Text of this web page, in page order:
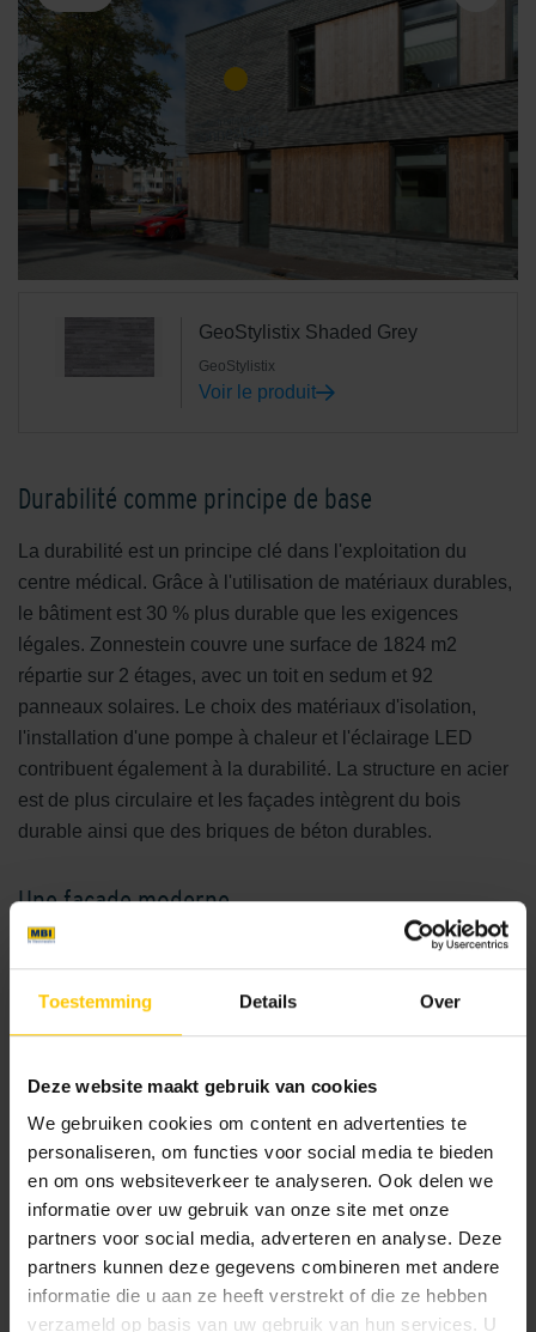
Toestemming Details Over
Deze website maakt gebruik van cookies
We gebruiken cookies om content en advertenties te
personaliseren, om functies voor social media te bieden
en om ons websiteverkeer te analyseren. Ook delen we
informatie over uw gebruik van onze site met onze
partners voor social media, adverteren en analyse. Deze
partners kunnen deze gegevens combineren met andere
informatie die u aan ze heeft verstrekt of die ze hebben
verzameld op basis van uw gebruik van hun services. U
GeoStylistix Shaded Grey
GeoStylistix
Voir le produit
Durabilité comme principe de base
La durabilité est un principe clé dans l'exploitation du
centre médical. Grâce à l'utilisation de matériaux durables,
le bâtiment est 30 % plus durable que les exigences
légales. Zonnestein couvre une surface de 1824 m2
répartie sur 2 étages, avec un toit en sedum et 92
panneaux solaires. Le choix des matériaux d'isolation,
l'installation d'une pompe à chaleur et l'éclairage LED
contribuent également à la durabilité. La structure en acier
est de plus circulaire et les façades intègrent du bois
durable ainsi que des briques de béton durables.
Une façade moderne
Pour la façade du centre médical Zonnestein, une
utilisée. La brique de béton GeoStylistix est une brique de
naturels qui lui confèrent une superbe combinaison de
brique n'est pas seulement esthétique, mais aussi
particulièrement stable, robuste et nécessite peu
d'entretien. Grâce à ces caractéristiques, la façade
GeoStylistixreste belle pendant longtemps. De plus, le
processus de production est aussi durable que possible,
avec, entre autres, de l'énergie éolienne et des chambres
de conditionnement où le béton durcit (il n'est donc pas